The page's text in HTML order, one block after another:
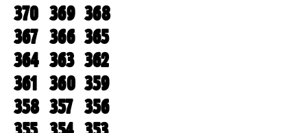
370 369 368
367 366 365
364 363 362
361 360 359
358 357 356